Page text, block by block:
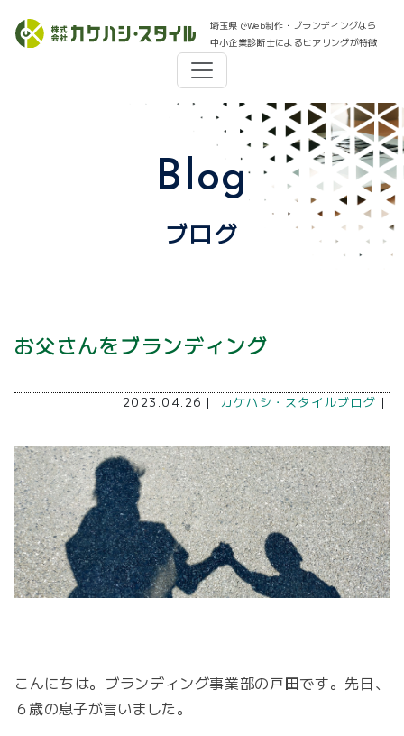
埼玉県でWeb制作・ブランディングなら
中小企業診断士によるヒアリングが特徴
Blog
ブログ
お父さんをブランディング
2023.04.26｜ カケハシ・スタイルブログ ｜
こんにちは。ブランディング事業部の戸田です。先日、
６歳の息子が言いました。